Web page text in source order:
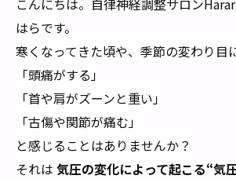
こんにちは。自律神経調整サロン
はらです。
寒くなってきた頃や、季節の変わり目
「頭痛がする」
「首や肩がズーンと重い」
「古傷や関節が痛む」
と感じることはありませんか？
それは 気圧の変化によって起こる“気